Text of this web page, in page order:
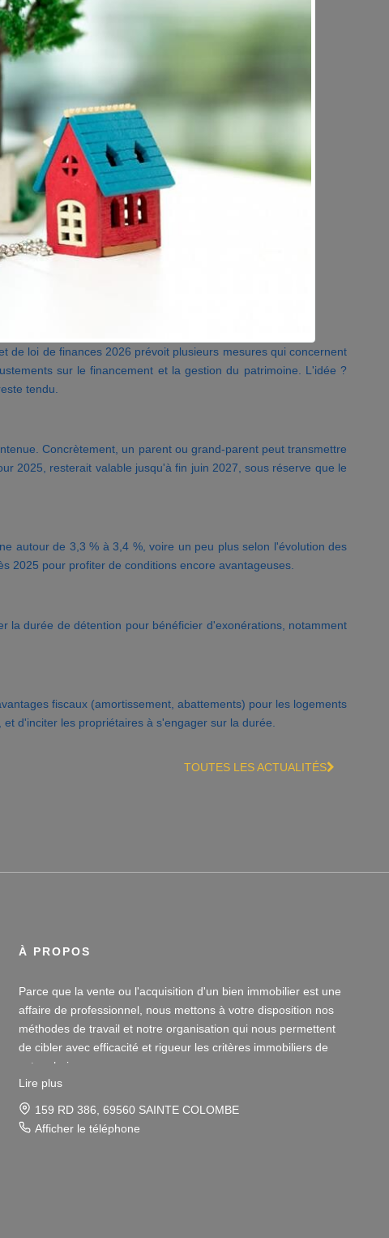
de loi de finances 2026 prévoit plusieurs mesures qui concernent
sur le financement et la gestion du patrimoine. L'idée ?
tendu.
Concrètement, un parent ou grand-parent peut transmettre
2025, resterait valable jusqu'à fin juin 2027, sous réserve que le
autour de 3,3 % à 3,4 %, voire un peu plus selon l'évolution des
2025 pour profiter de conditions encore avantageuses.
la durée de détention pour bénéficier d'exonérations, notamment
fiscaux (amortissement, abattements) pour les logements
d'inciter les propriétaires à s'engager sur la durée.
TOUTES LES ACTUALITÉS
À PROPOS
Parce que la vente ou l'acquisition d'un bien immobilier est une
affaire de professionnel, nous mettons à votre disposition nos
méthodes de travail et notre organisation qui nous permettent
de cibler avec efficacité et rigueur les critères immobiliers de
votre choix.
Notre disponibilité et notre écoute au sein de nos agences
immobilières à Vienne et Sainte Colombe les Vienne, au Sud de
Lire plus
159 RD 386, 69560 SAINTE COLOMBE
Afficher le téléphone